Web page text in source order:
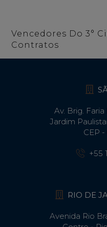
Vencedores Do 3°
Contratos
Av. Brig. Faria
Jardim
CEP
+55
RIO DE
Avenida Rio